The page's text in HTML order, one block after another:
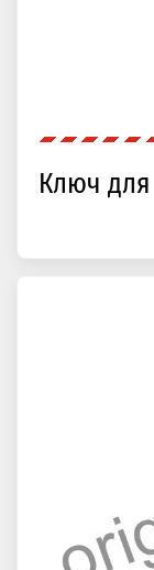
Ключ для